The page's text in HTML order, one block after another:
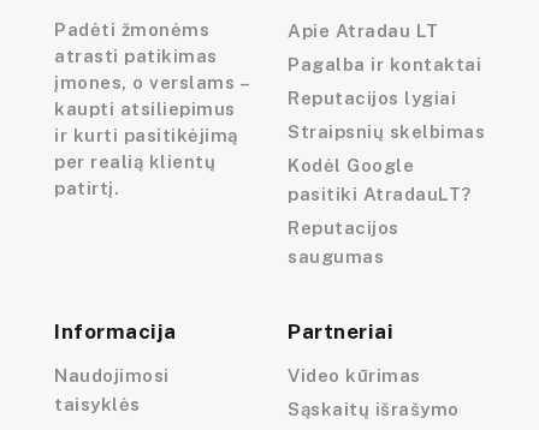
Padėti žmonėms
atrasti patikimas
įmones, o verslams –
kaupti atsiliepimus
ir kurti pasitikėjimą
per realią klientų
patirtį.
Apie Atradau LT
Pagalba ir kontaktai
Reputacijos lygiai
Straipsnių skelbimas
Kodėl Google
pasitiki AtradauLT?
Reputacijos
saugumas
Informacija
Naudojimosi
taisyklės
Partneriai
Video kūrimas
Sąskaitų išrašymo